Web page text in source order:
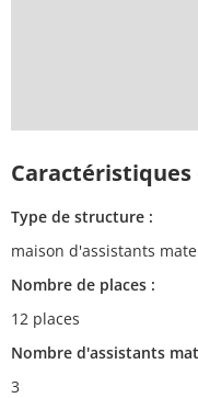
Type de structure :
maison d'assistants
Nombre de places :
12 places
Nombre d'assistants
3